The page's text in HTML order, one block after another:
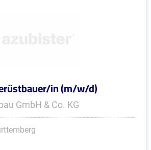
in (m/w/d)
GmbH & Co. KG